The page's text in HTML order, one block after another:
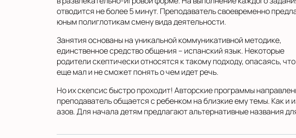
отводится не более 5 минут. Преподаватель своевременно
юным полиглотикам смену вида деятельности.
Занятия основаны на уникальной коммуникативной методике,
единственное средство общения – испанский язык. Некоторые
родители скептически относятся к такому подходу, опасаясь,
еще мал и не сможет понять о чем идет речь.
Но их скепсис быстро проходит! Авторские программы
преподаватель общается с ребенком на близкие ему темы. Как
азов. Для начала детям предлагают альтернативные названия